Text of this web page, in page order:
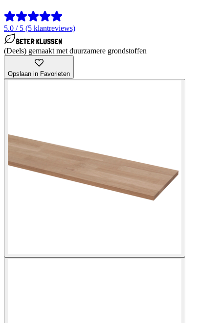
5.0 / 5 (5 klantreviews)
(Deels) gemaakt met duurzamere grondstoffen
Opslaan in Favorieten